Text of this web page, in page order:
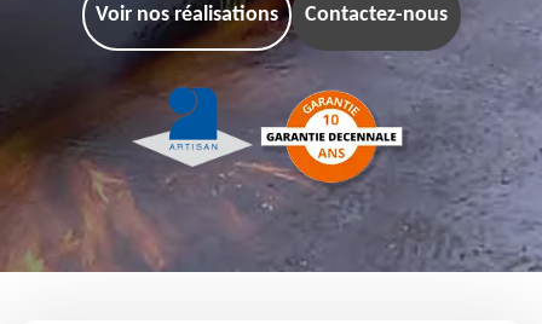
Voir nos réalisations Contactez-nous